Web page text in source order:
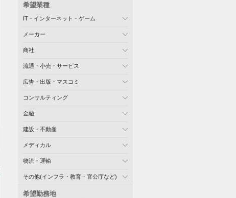
希望業種
IT・インターネット・ゲーム
メーカー
商社
流通・小売・サービス
広告・出版・マスコミ
コンサルティング
金融
建設・不動産
メディカル
物流・運輸
その他(インフラ・教育・官公庁など)
希望勤務地